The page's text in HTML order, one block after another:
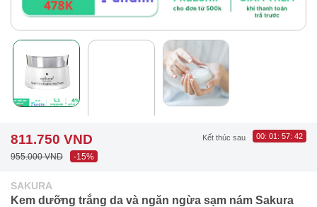
811.750 VND
955.000 VND -15%
Kết thúc sau 00: 01 : 57: 41
SAKURA
Kem dưỡng trắng da và ngăn ngừa sạm nám Sakura